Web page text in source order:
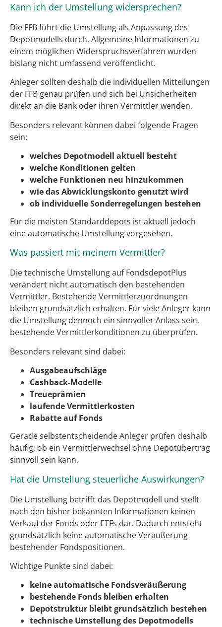
Kann ich der Umstellung widersprechen?
Die FFB führt die Umstellung als Anpassung des
Depotmodells durch. Allgemeine Informationen zu
einem möglichen Widerspruchsverfahren wurden
bislang nicht umfassend veröffentlicht.
Anleger sollten deshalb die individuellen Mitteilungen
der FFB genau prüfen und sich bei Unsicherheiten
direkt an die Bank oder ihren Vermittler wenden.
Besonders relevant können dabei folgende Fragen
sein:
welches Depotmodell aktuell besteht
welche Konditionen gelten
welche Funktionen neu hinzukommen
wie das Abwicklungskonto genutzt wird
ob individuelle Sonderregelungen bestehen
Für die meisten Standarddepots ist aktuell jedoch
eine automatische Umstellung vorgesehen.
Was passiert mit meinem Vermittler?
Die technische Umstellung auf FondsdepotPlus
verändert nicht automatisch den bestehenden
Vermittler. Bestehende Vermittlerzuordnungen
bleiben grundsätzlich erhalten. Für viele Anleger kann
die Umstellung dennoch ein sinnvoller Anlass sein,
bestehende Vermittlerkonditionen zu überprüfen.
Besonders relevant sind dabei:
Ausgabeaufschläge
Cashback-Modelle
Treueprämien
laufende Vermittlerkosten
Rabatte auf Fonds
Gerade selbstentscheidende Anleger prüfen deshalb
häufig, ob ein Vermittlerwechsel ohne Depotübertrag
sinnvoll sein kann.
Hat die Umstellung steuerliche Auswirkungen?
Die Umstellung betrifft das Depotmodell und stellt
nach den bisher bekannten Informationen keinen
Verkauf der Fonds oder ETFs dar. Dadurch entsteht
grundsätzlich keine automatische Veräußerung
bestehender Fondspositionen.
Wichtige Punkte sind dabei:
keine automatische Fondsveräußerung
bestehende Fonds bleiben erhalten
Depotstruktur bleibt grundsätzlich bestehen
technische Umstellung des Depotmodells